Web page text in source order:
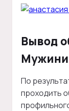
Вывод
По
проходить